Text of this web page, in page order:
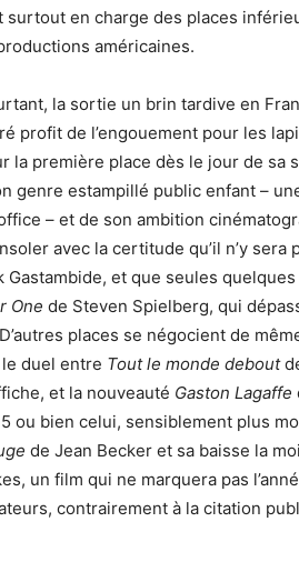
en charge des places
américaines.
la sortie un brin tardive en
profit de l’engouement pour les
la première place dès le jour de sa
genre estampillé public enfant –
– et de son ambition
avec la certitude qu’il n’y sera
Gastambide, et que seules
One de Steven Spielberg, qui
places se négocient de
duel entre Tout le monde debout
et la nouveauté Gaston Lagaffe
ou bien celui, sensiblement plus
de Jean Becker et sa baisse la
un film qui ne marquera pas
contrairement à la citation